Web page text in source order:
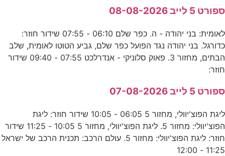
ספורט 5 לייב 08-08-2026
לאומית: בני יהודה - ה. כפר שלם 06:10 - 07:55 שידור חוזר:
כדורגל. בני יהודה נגד הפועל כפר שלם, גביע הטוטו לאומית, שלב
הבתים, מחזור 3. פאוק סלוניקי - אנדרלכט 07:55 - 09:40 שידור
חוזר:
ספורט 5 לייב 07-08-2026
ליגת הפוצ'יוולי, מחזור 5 06:05 - 10:05 שידור חוזר: ליגת
הפוצ'יוולי: מחזור 5. ליגת הפוצ'יוולי, מחזור 5 10:05 - 11:25 שידור
חוזר: ליגת הפוצ'יוולי: מחזור 5. עולם הרכב: תכנית הרכב של ישראל
11:25 - 12:00